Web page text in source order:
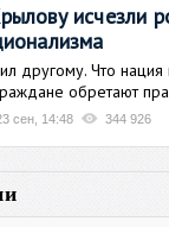
исчезли
другому. Что нация
обретают
сен, 14:48 344 926